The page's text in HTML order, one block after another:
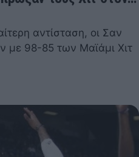
αντίσταση, οι Σαν
με 98-85 των Μαϊάμι Χιτ